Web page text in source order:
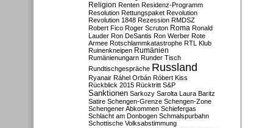
Religion Renten Residenz-Programm
Resolution Rettungspaket Revolution
Revolution 1848 Rezession RMDSZ
Robert Fico Roger Scruton Roma Ronald
Lauder Ron DeSantis Ron Werber Rote
Armee Rotschlammkatastrophe RTL Klub
Ruinenkneipen Rumänien
Rumänienungarn Runder Tisch
Rundtischgespräche Russland
Ryanair Ráhel Orbán Róbert Kiss
Rückblick 2015 Rücktritt S&P
Sanktionen Sarkozy Sarolta Laura Baritz
Satire Schengen-Grenze Schengen-Zone
Schengener Abkommen Schiefergas
Schlacht am Donbogen Schmalspurbahn
Schottische Volksabstimmung